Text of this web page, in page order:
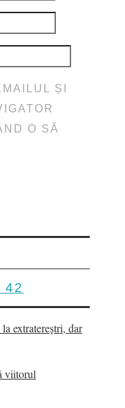
ȘI
O SĂ
42
extratereștri, dar
viitorul